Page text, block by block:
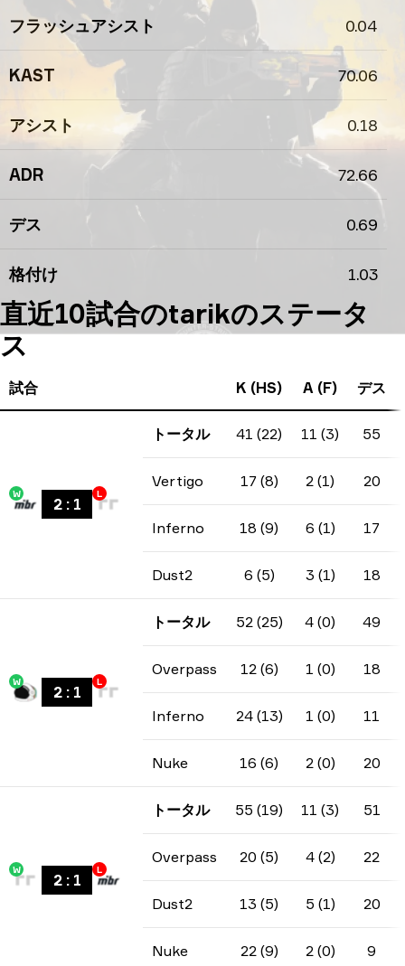
フラッシュアシスト 0.04
KAST 70.06
アシスト 0.18
ADR 72.66
デス 0.69
格付け 1.03
直近10試合のtarikのステータ
ス
試合 K (HS) A (F) デス
W
2: 1
L
トータル 41 (22) 11 (3) 55
Vertigo 17 (8) 2 (1) 20
Inferno 18 (9) 6 (1) 17
Dust2 6 (5) 3 (1) 18
W
2: 1
L
トータル 52 (25) 4 (0) 49
Overpass 12 (6) 1 (0) 18
Inferno 24 (13) 1 (0) 11
Nuke 16 (6) 2 (0) 20
W
2: 1
L
トータル 55 (19) 11 (3) 51
Overpass 20 (5) 4 (2) 22
Dust2 13 (5) 5 (1) 20
Nuke 22 (9) 2 (0) 9